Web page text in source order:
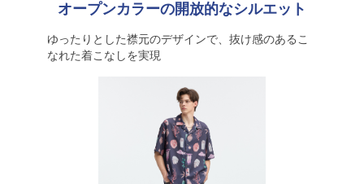
オープンカラーの開放的なシルエット
ゆったりとした襟元のデザインで、抜け感のあるこ
なれた着こなしを実現